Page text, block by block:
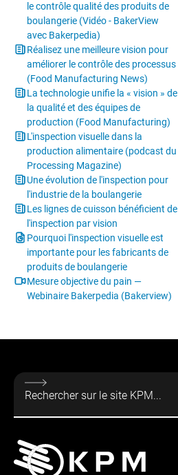
le contrôle qualité des produits de
boulangerie (Vidéo - BakerView
avec Bakerpedia)
Réalisez une meilleure vision pour
améliorer le contrôle des processus
(Food Manufacturing News)
La technologie unifie la « vision » de
la qualité et des équipes de
production (Food Manufacturing)
L'inspection visuelle dans la
production alimentaire (podcast du
Processing Magazine)
Une évolution de l'inspection pour
l'industrie de la boulangerie
Les lignes de cuisson bénéficient de
l'inspection par vision
Pourquoi l'inspection visuelle est
importante pour les fabricants de
produits de boulangerie
Mesure objective du pain —
Webinaire Bakerpedia (Bakerview)